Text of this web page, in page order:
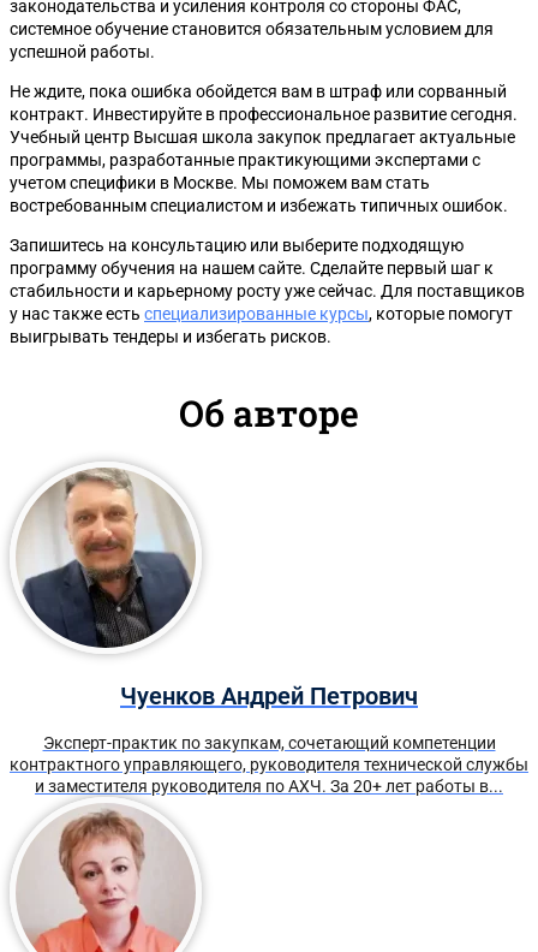
законодательства и усиления контроля со стороны ФАС,
системное обучение становится обязательным условием для
успешной работы.
Не ждите, пока ошибка обойдется вам в штраф или сорванный
контракт. Инвестируйте в профессиональное развитие сегодня.
Учебный центр Высшая школа закупок предлагает актуальные
программы, разработанные практикующими экспертами с
учетом специфики в Москве. Мы поможем вам стать
востребованным специалистом и избежать типичных ошибок.
Запишитесь на консультацию или выберите подходящую
программу обучения на нашем сайте. Сделайте первый шаг к
стабильности и карьерному росту уже сейчас. Для поставщиков
у нас также есть специализированные курсы, которые помогут
выигрывать тендеры и избегать рисков.
Об авторе
Чуенков Андрей Петрович
Эксперт-практик по закупкам, сочетающий компетенции
контрактного управляющего, руководителя технической службы
и заместителя руководителя по АХЧ. За 20+ лет работы в...